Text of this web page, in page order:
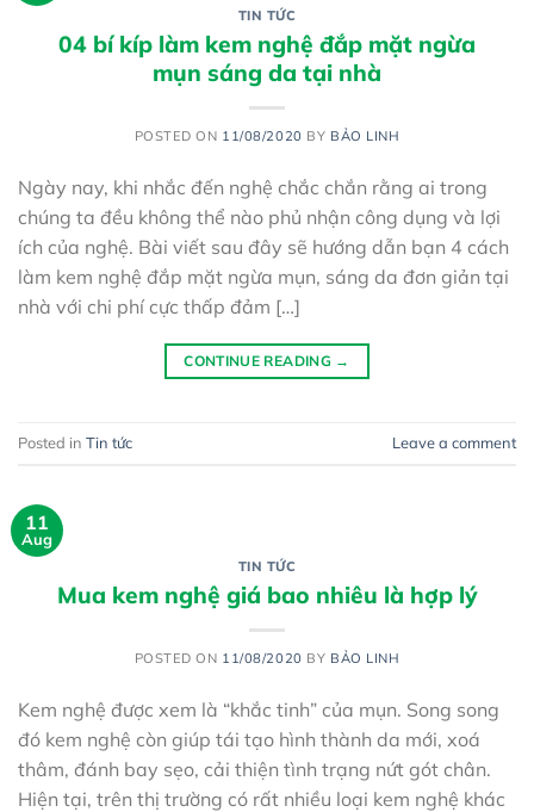
TIN TỨC
04 bí kíp làm kem nghệ đắp mặt ngừa
mụn sáng da tại nhà
POSTED ON 11/08/2020 BY BẢO LINH
Ngày nay, khi nhắc đến nghệ chắc chắn rằng ai trong
chúng ta đều không thể nào phủ nhận công dụng và lợi
ích của nghệ. Bài viết sau đây sẽ hướng dẫn bạn 4 cách
làm kem nghệ đắp mặt ngừa mụn, sáng da đơn giản tại
nhà với chi phí cực thấp đảm […]
CONTINUE READING →
Posted in Tin tức Leave a comment
11
Aug
TIN TỨC
Mua kem nghệ giá bao nhiêu là hợp lý
POSTED ON 11/08/2020 BY BẢO LINH
Kem nghệ được xem là “khắc tinh” của mụn. Song song
đó kem nghệ còn giúp tái tạo hình thành da mới, xoá
thâm, đánh bay sẹo, cải thiện tình trạng nứt gót chân.
Hiện tại, trên thị trường có rất nhiều loại kem nghệ khác